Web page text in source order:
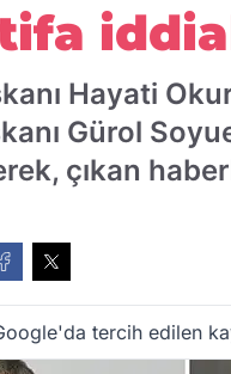
Hayati
Gürol
çıkan
tercih edilen